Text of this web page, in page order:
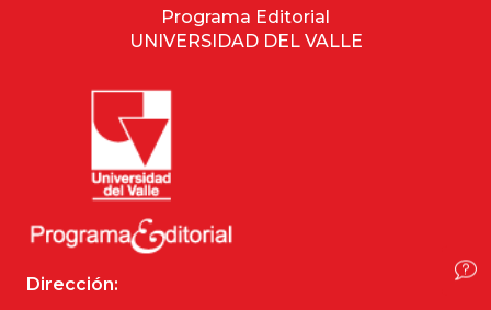
Finanzas
Género
Geografía
Programa Editorial
UNIVERSIDAD DEL VALLE
Dirección: